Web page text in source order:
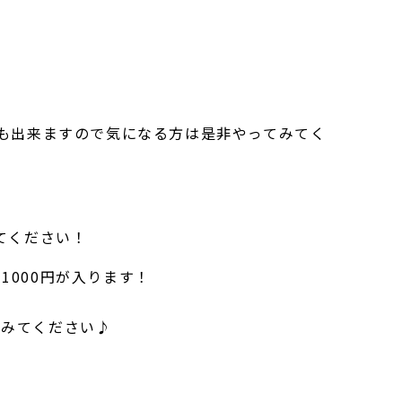
来ますので気になる方は是非やってみてく
ださい！
円が入ります！
てください♪